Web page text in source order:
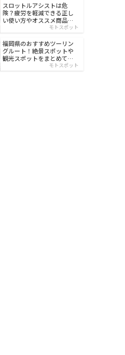
スロットルアシストは危
険？疲労を軽減できる正し
い使い方やオススメ商品を
モトスポット
福岡県のおすすめツーリン
グルート！絶景スポットや
観光スポットをまとめて紹
モトスポット